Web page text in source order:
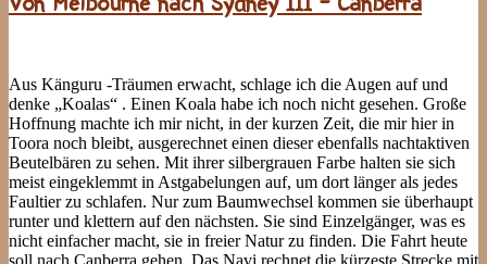
Aus Känguru -Träumen erwacht, schlage ich die Augen auf und
denke „Koalas“ . Einen Koala habe ich noch nicht gesehen. Große
Hoffnung machte ich mir nicht, in der kurzen Zeit, die mir hier in
Toora noch bleibt, ausgerechnet einen dieser ebenfalls nachtaktiven
Beutelbären zu sehen. Mit ihrer silbergrauen Farbe halten sie sich
meist eingeklemmt in Astgabelungen auf, um dort länger als jedes
Faultier zu schlafen. Nur zum Baumwechsel kommen sie überhaupt
runter und klettern auf den nächsten. Sie sind Einzelgänger, was es
nicht einfacher macht, sie in freier Natur zu finden. Die Fahrt heute